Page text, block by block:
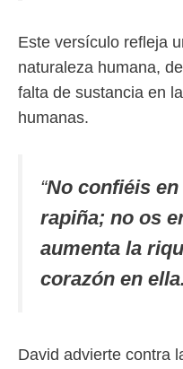
Este versículo refleja
naturaleza humana,
falta de sustancia en
humanas.
“No confiéis
rapiña; no os
aumenta la
corazón en
David advierte contra